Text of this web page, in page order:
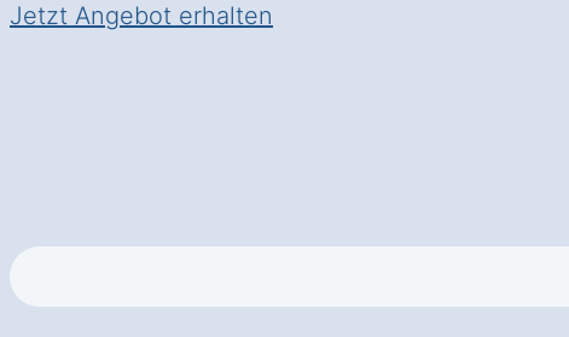
Jetzt Angebot erhalten